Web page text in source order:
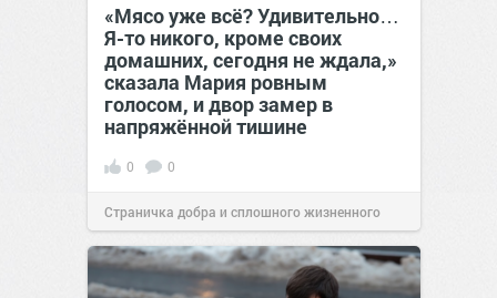
«Мясо уже всё? Удивительно…
Я-то никого, кроме своих
домашних, сегодня не ждала,»
сказала Мария ровным
голосом, и двор замер в
напряжённой тишине
0 0
Страничка добра и сплошного жизненного
позитива!15:3807 авг 2026